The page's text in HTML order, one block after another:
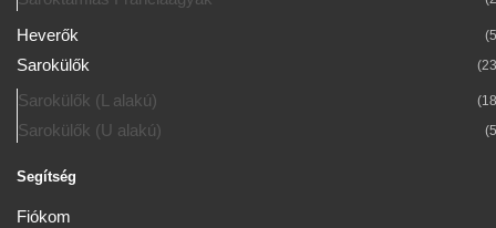
Heverők
Sarokülők
Sarokülők (L alakú)
Sarokülők (U alakú)
Segítség
Fiókom